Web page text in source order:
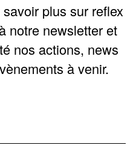
plus sur reflex
notre newsletter et
nos actions, news
à venir.